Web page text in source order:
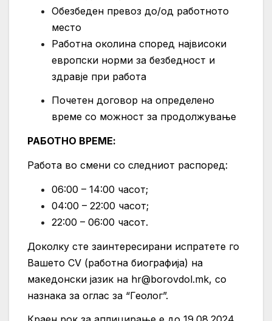
Обезбеден превоз до/од работното
место
Работна околина според највисоки
европски норми за безбедност и
здравје при работа
Почетен договор на определено
време со можност за продолжување
РАБОТНО ВРЕМЕ:
Работа во смени со следниот распоред:
06:00 – 14:00 часот;
04:00 – 22:00 часот;
22:00 – 06:00 часот.
Доколку сте заинтересирани испратете го
Вашето CV (работна биографија) на
македонски јазик на hr@borovdol.mk, со
назнака за оглас за “Геолог”.